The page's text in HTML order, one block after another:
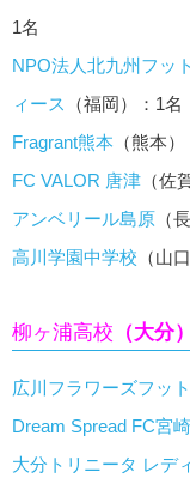
1名
NPO法人北九州フッ
ィース
（福岡）：1名
Fragrant熊本 （熊本
FC VALOR 唐津 （佐
アンベリール島原 （
高川学園中学校 （山
柳ヶ浦高校 （大分）
広川フラワーズフッ
Dream Spread FC宮崎
大分トリニータ レデ